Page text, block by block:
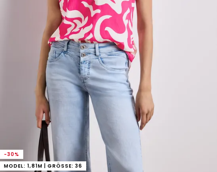
-30%
MODEL: 1,81M | GRÖSSE: 36